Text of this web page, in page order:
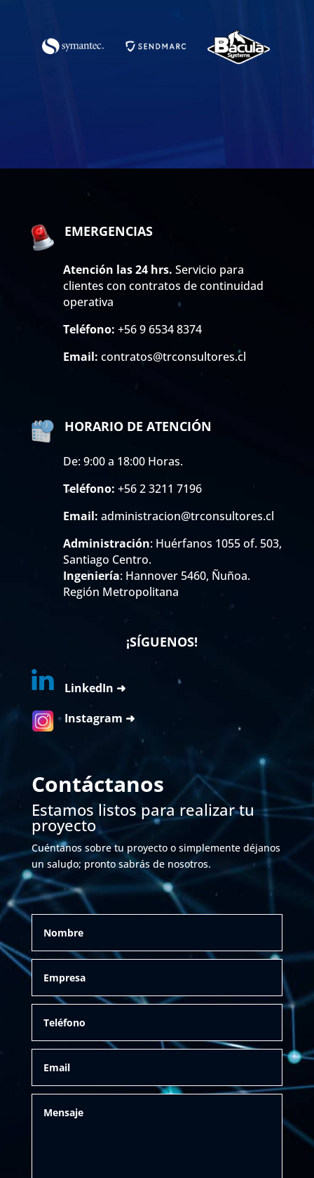
EMERGENCIAS
Atención las 24 hrs. Servicio para
clientes con contratos de continuidad
operativa
Teléfono: +56 9 6534 8374
Email: contratos@trconsultores.cl
HORARIO DE ATENCIÓN
De: 9:00 a 18:00 Horas.
Teléfono: +56 2 3211 7196
Email: administracion@trconsultores.cl
Administración: Huérfanos 1055 of. 503,
Santiago Centro.
Ingeniería: Hannover 5460, Ñuñoa.
Región Metropolitana
¡SÍGUENOS!
LinkedIn ➜
Instagram ➜
Contáctanos
Estamos listos para realizar tu
proyecto
Cuéntanos sobre tu proyecto o simplemente déjanos
un saludo; pronto sabrás de nosotros.